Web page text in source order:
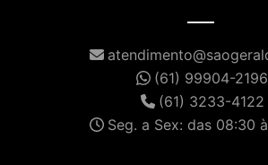
(61) 99904-2196
(61) 3233-4122
Seg. a Sex: das 08:30